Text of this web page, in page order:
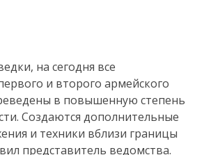
на сегодня все
и второго армейского
в повышенную степень
Создаются дополнительные
и техники вблизи границы
представитель ведомства.